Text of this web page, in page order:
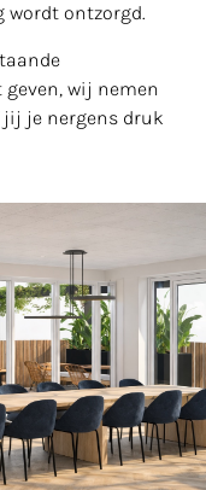
wordt ontzorgd.
wij nemen
jij je nergens druk